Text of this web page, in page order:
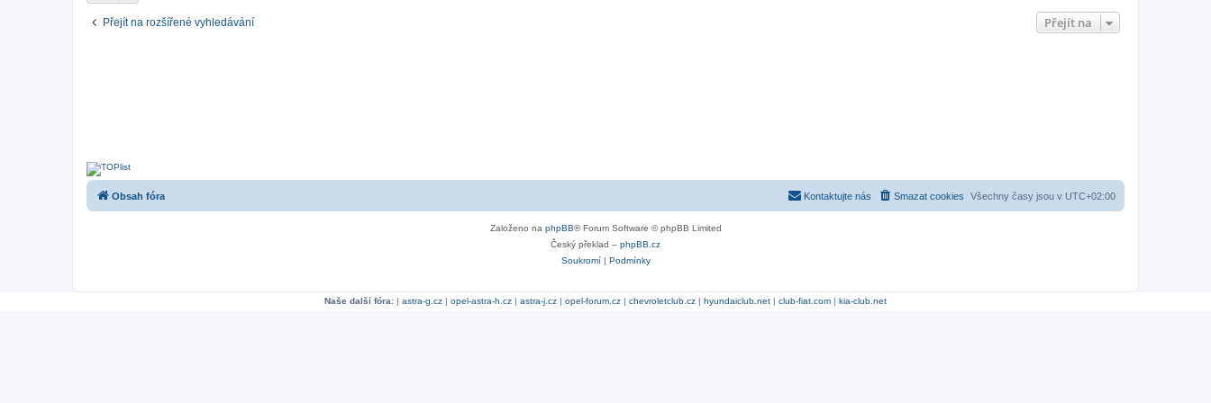
Přejít na rozšířené vyhledávání Přejít na
Obsah fóra Všechny časy jsou v UTC+02:00
Smazat cookies
Kontaktujte nás
Založeno na phpBB® Forum Software © phpBB Limited
Český překlad – phpBB.cz
Soukromí| Podmínky
Naše další fóra: | astra-g.cz | opel-astra-h.cz | astra-j.cz | opel-forum.cz | chevroletclub.cz | hyundaiclub.net | club-fiat.com | kia-club.net